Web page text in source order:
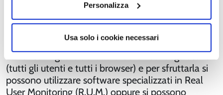
Personalizza
Usa solo i cookie necessari
Sicuramente ha senso raccogliere e misurare i dati
in maniera più accurata utilizzando una fonte
INDIPENDENTE da Google.
La fonte migliore dei dati è il browser degli utenti
(tutti gli utenti e tutti i browser) e per sfruttarla si
possono utilizzare software specializzati in Real
User Monitoring (R.U.M.) oppure si possono